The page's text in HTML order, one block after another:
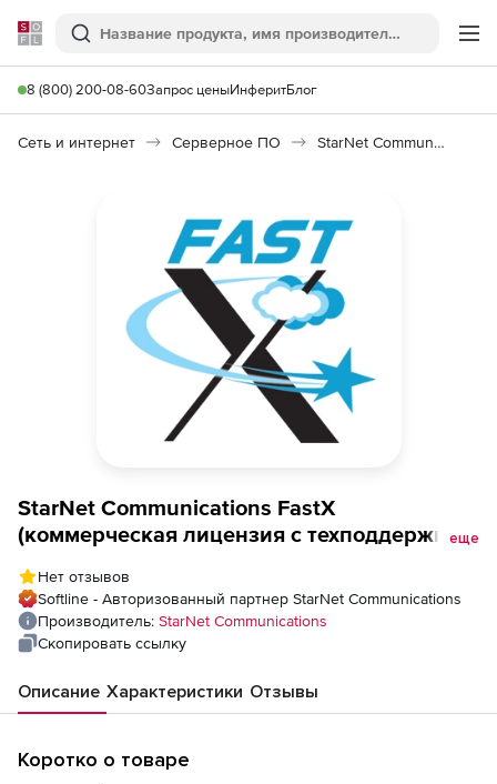
Softline
Поиск
8 (800) 200-08-60Запрос ценыИнферитБлог
Сеть и интернет Серверное ПО StarNet Communications FastX
StarNet Communications FastX
(коммерческая лицензия c техподдержкой
еще
Нет отзывов
Softline - Авторизованный партнер StarNet Communications
Производитель: StarNet Communications
Скопировать ссылку
Описание Характеристики Отзывы
Коротко о товаре